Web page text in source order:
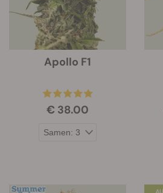
Apollo F1
€ 38.00